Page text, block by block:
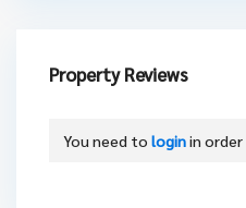
Property Reviews
You need to loginin